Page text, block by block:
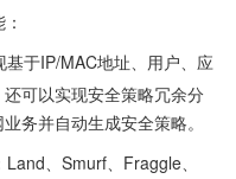
于IP/MAC地址、用户、应
可以实现安全策略冗余分
务并自动生成安全策略。
、Smurf、Fraggle、